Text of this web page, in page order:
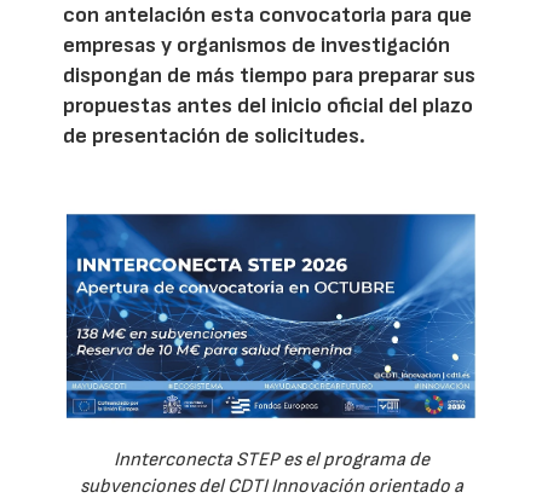
con antelación esta convocatoria para que
empresas y organismos de investigación
dispongan de más tiempo para preparar sus
propuestas antes del inicio oficial del plazo
de presentación de solicitudes.
Innterconecta STEP es el programa de
subvenciones del CDTI Innovación orientado a